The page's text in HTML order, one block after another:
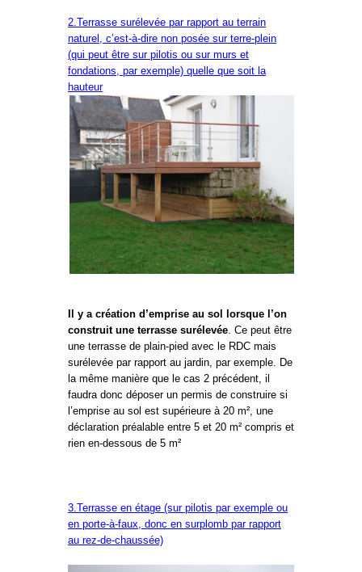
2.Terrasse surélevée par rapport au terrain
naturel, c’est-à-dire non posée sur terre-plein
(qui peut être sur pilotis ou sur murs et
fondations, par exemple) quelle que soit la
hauteur
Il y a création d’emprise au sol lorsque l’on
construit une terrasse surélevée. Ce peut être
une terrasse de plain-pied avec le RDC mais
surélevée par rapport au jardin, par exemple. De
la même manière que le cas 2 précédent, il
faudra donc déposer un permis de construire si
l’emprise au sol est supérieure à 20 m², une
déclaration préalable entre 5 et 20 m² compris et
rien en-dessous de 5 m²
3.Terrasse en étage (sur pilotis par exemple ou
en porte-à-faux, donc en surplomb par rapport
au rez-de-chaussée)